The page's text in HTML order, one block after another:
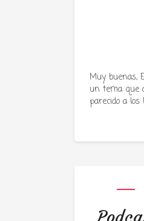
Muy buenas,
un tema que
parecido a